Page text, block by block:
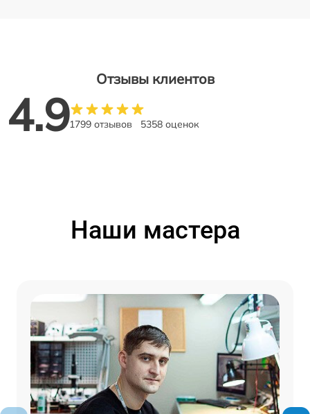
Отзывы клиентов
4.91799 отзывов 5358 оценок
Наши мастера